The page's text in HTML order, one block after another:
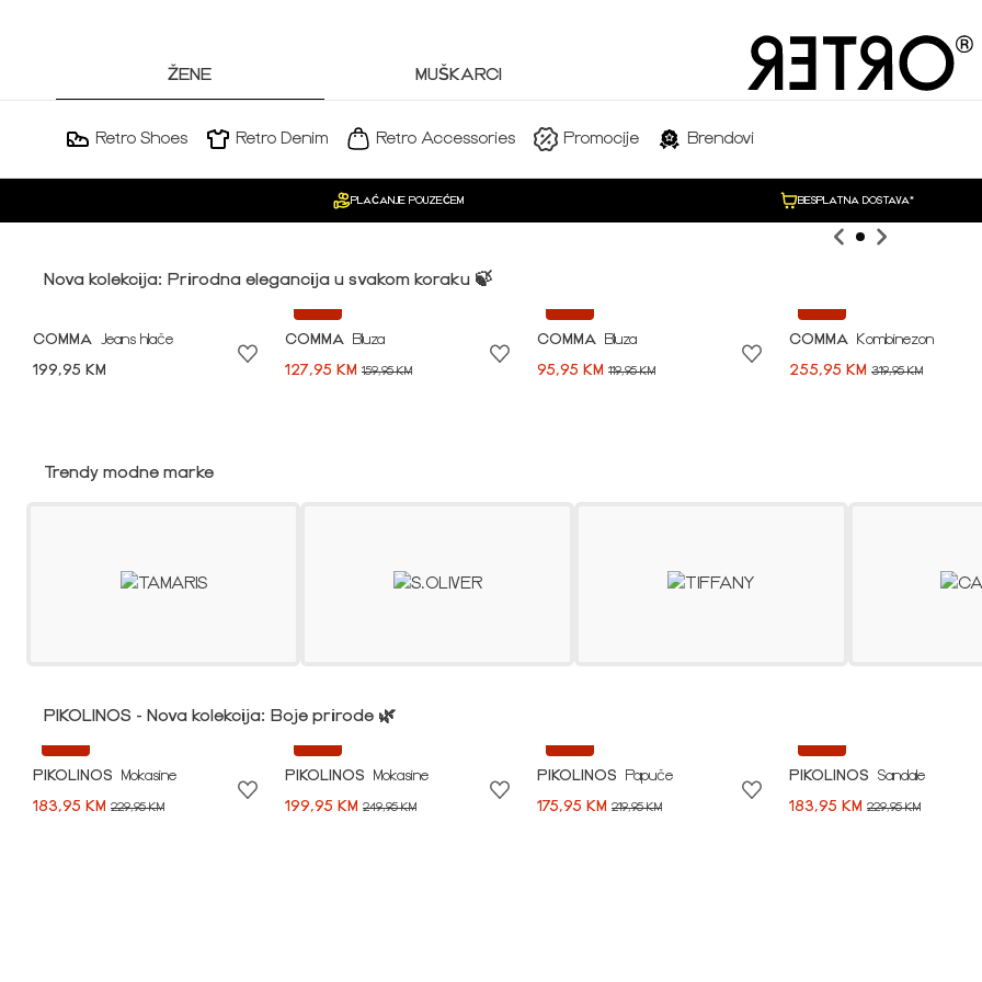
ŽENE MUŠKARCI
Retro Shoes Retro Denim Retro Accessories Promocije Brendovi
PLAĆANJE POUZEĆEM BESPLATNA DOSTAVA*
Nova kolekcija: Prirodna elegancija u svakom koraku 🍃
COMMA Jeans hlače
199,95 KM
COMMA
Bluza
127,95 KM 159,95 KM
COMMA
Bluza
95,95 KM 119,95 KM
COMMA
Kombinezon
255,95 KM 319,95 KM
Trendy modne marke
PIKOLINOS - Nova kolekcija: Boje prirode 🌿
PIKOLINOS
Mokasine
183,95 KM 229,95 KM
PIKOLINOS
Mokasine
199,95 KM 249,95 KM
PIKOLINOS
Papuče
175,95 KM 219,95 KM
PIKOLINOS
Sandale
183,95 KM 229,95 KM